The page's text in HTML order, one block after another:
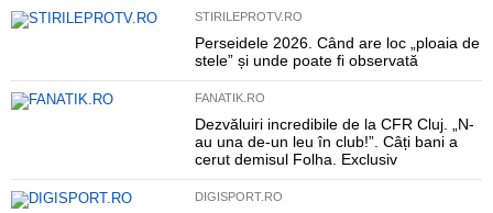
STIRILEPROTV.RO
Perseidele 2026. Când are loc „ploaia de
stele” și unde poate fi observată
FANATIK.RO
Dezvăluiri incredibile de la CFR Cluj. „N-
au una de-un leu în club!”. Câți bani a
cerut demisul Folha. Exclusiv
DIGISPORT.RO